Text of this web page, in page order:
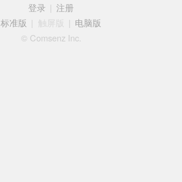
登录
注册
标准版
触屏版
电脑版
© Comsenz Inc.